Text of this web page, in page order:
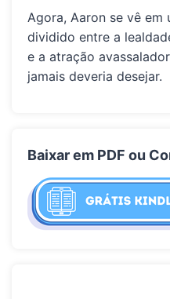
Agora, Aaron se vê em
dividido entre a
e a atração
jamais deveria desejar.
Baixar em PDF ou